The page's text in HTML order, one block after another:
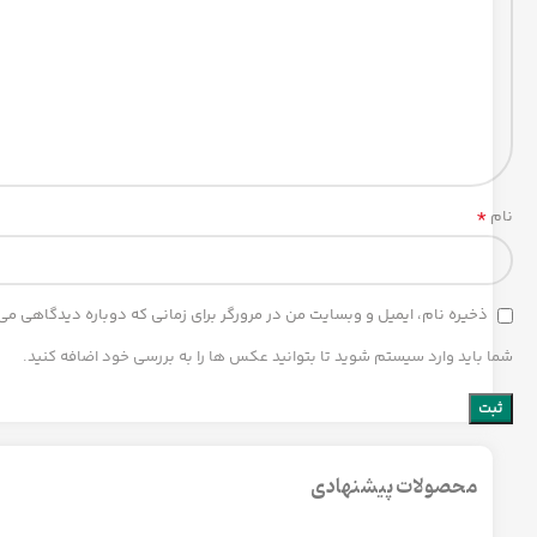
نام *
ذخیره نام، ایمیل و وبسایت من در مرورگر برای زمانی که دوباره دیدگاهی
شما باید وارد سیستم شوید تا بتوانید عکس ها را به بررسی خود اضافه کنید.
محصولات پیشنهادی